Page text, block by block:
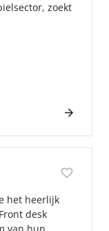
zoekt
het heerlijk
desk